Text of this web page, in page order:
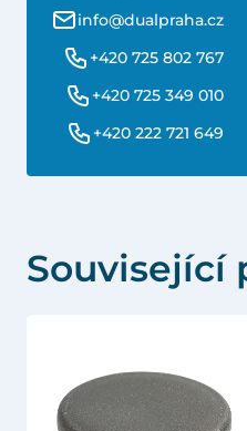
info@dualpraha.cz
+420 725 802 767
+420 725 349 010
+420 222 721 649
Související